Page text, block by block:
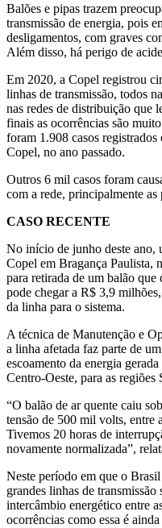
Balões e pipas trazem
transmissão de energia, pois
desligamentos, com graves
Além disso, há perigo de
Em 2020, a Copel registrou
linhas de transmissão, todos
nas redes de distribuição que
finais as ocorrências são
foram 1.908 casos registrados
Copel, no ano passado.
Outros 6 mil casos foram
com a rede, principalmente as
CASO RECENTE
No início de junho deste ano,
Copel em Bragança Paulista,
para retirada de um balão
pode chegar a R$ 3,9
da linha para o sistema.
A técnica de Manutenção e
a linha afetada faz parte de
escoamento da energia
Centro-Oeste, para as regiões
“O balão de ar quente caiu
tensão de 500 mil volts, entre
Tivemos 20 horas de
novamente normalizada”,
Neste período em que o
grandes linhas de
intercâmbio energético entre
ocorrências como essa é